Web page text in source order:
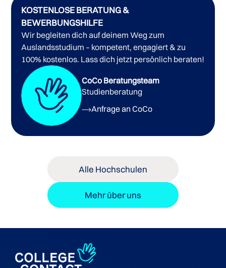
Bachelorstudiengänge der Capilano University
KOSTENLOSE BERATUNG &
BEWERBUNGSHILFE
Wir begleiten dich auf deinem Weg zum
Auslandsstudium – kompetent, engagiert & zu
100% kostenlos. Lass dich jetzt persönlich beraten!
CoCo Beratungsteam
Studienberatung
Anfrage an CoCo
Alle Hochschulen
Mehr über uns